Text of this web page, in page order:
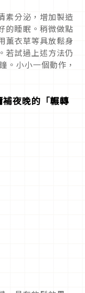
素分泌，增加製造
的睡眠。稍微做點
薰衣草等具放鬆身
若試過上述方法仍
。小小一個動作，
夜晚的「輾轉